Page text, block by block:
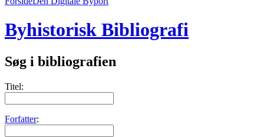
Byhistorisk Bibliografi
Søg i bibliografien
Titel:
Forfatter: